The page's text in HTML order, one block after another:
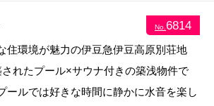
No.6814
住環境が魅力の伊豆急伊豆高原別荘地
れたプール×サウナ付きの築浅物件で
ールでは好きな時間に静かに水音を楽し